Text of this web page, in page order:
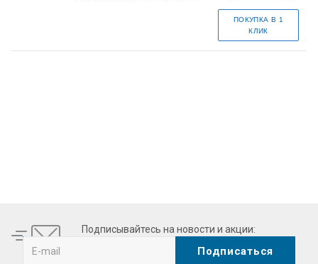
ПОКУПКА В 1
КЛИК
Подписывайтесь на новости и акции: